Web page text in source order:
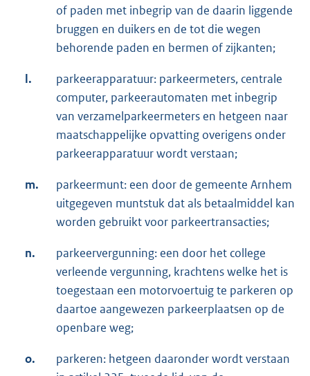
of paden met inbegrip van de daarin liggende
bruggen en duikers en de tot die wegen
behorende paden en bermen of zijkanten;
l.
parkeerapparatuur: parkeermeters, centrale
computer, parkeerautomaten met inbegrip
van verzamelparkeermeters en hetgeen naar
maatschappelijke opvatting overigens onder
parkeerapparatuur wordt verstaan;
m.
parkeermunt: een door de gemeente Arnhem
uitgegeven muntstuk dat als betaalmiddel kan
worden gebruikt voor parkeertransacties;
n.
parkeervergunning: een door het college
verleende vergunning, krachtens welke het is
toegestaan een motorvoertuig te parkeren op
daartoe aangewezen parkeerplaatsen op de
openbare weg;
o.
parkeren: hetgeen daaronder wordt verstaan